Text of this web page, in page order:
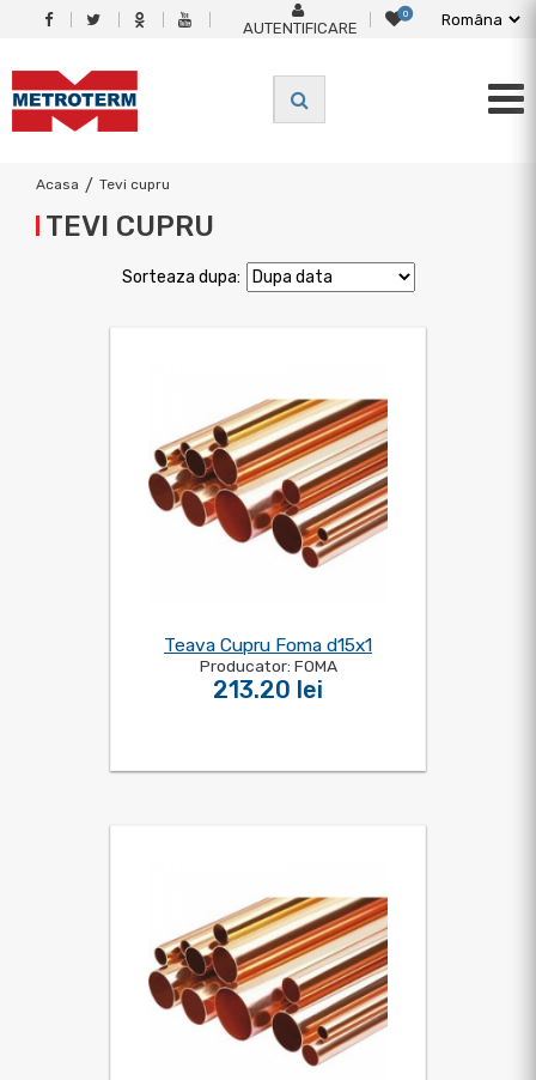
AUTENTIFICARE
0
Acasa / Tevi cupru
TEVI CUPRU
Sorteaza dupa:
Teava Cupru Foma d15x1
Producator: FOMA
213.20 lei